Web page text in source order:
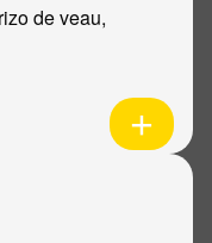
de veau,